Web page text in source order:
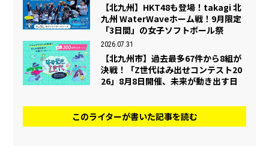
【北九州】HKT48も登場！takagi 北
九州 WaterWaveホーム戦！9月限定
「3日間」の女子ソフトボール祭
2026.07.31
【北九州市】過去最多67件から8組が
決戦！「Z世代はみ出せコンテスト20
26」8月8日開催、未来が動き出す日
このライターが書いた記事を読む